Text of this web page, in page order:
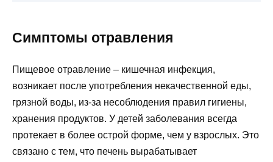
Симптомы отравления
Пищевое отравление – кишечная инфекция,
возникает после употребления некачественной еды,
грязной воды, из-за несоблюдения правил гигиены,
хранения продуктов. У детей заболевания всегда
протекает в более острой форме, чем у взрослых. Это
связано с тем, что печень вырабатывает